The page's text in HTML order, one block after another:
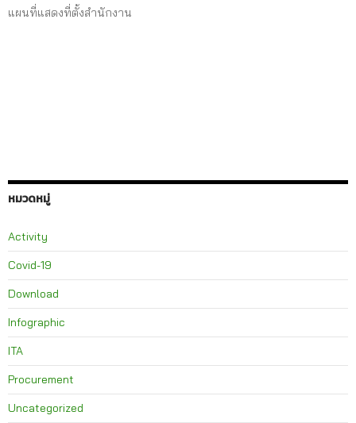
แผนที่แสดงที่ตั้งสำนักงาน
หมวดหมู่
Activity
Covid-19
Download
Infographic
ITA
Procurement
Uncategorized